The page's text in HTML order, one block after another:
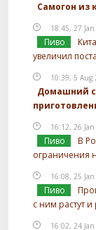
Самогон из
18:45, 27
Пиво
увеличил
10:39, 5 Aug
Домашний
16:12, 26
Пиво
В
ограничения
16:08, 25
Пиво
с ним растут
16:02, 24